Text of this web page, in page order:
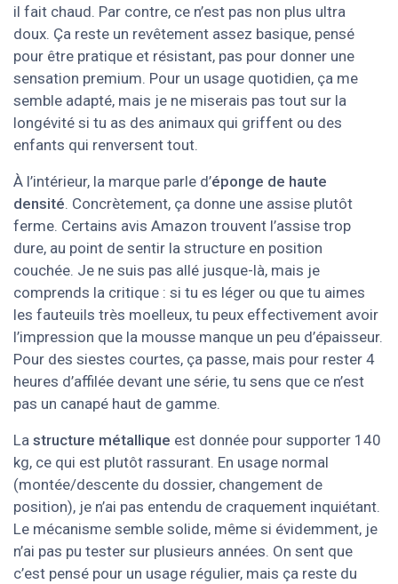
il fait chaud. Par contre, ce n’est pas non plus ultra
doux. Ça reste un revêtement assez basique, pensé
pour être pratique et résistant, pas pour donner une
sensation premium. Pour un usage quotidien, ça me
semble adapté, mais je ne miserais pas tout sur la
longévité si tu as des animaux qui griffent ou des
enfants qui renversent tout.
À l’intérieur, la marque parle d’éponge de haute
densité. Concrètement, ça donne une assise plutôt
ferme. Certains avis Amazon trouvent l’assise trop
dure, au point de sentir la structure en position
couchée. Je ne suis pas allé jusque-là, mais je
comprends la critique : si tu es léger ou que tu aimes
les fauteuils très moelleux, tu peux effectivement avoir
l’impression que la mousse manque un peu d’épaisseur.
Pour des siestes courtes, ça passe, mais pour rester 4
heures d’affilée devant une série, tu sens que ce n’est
pas un canapé haut de gamme.
La structure métallique est donnée pour supporter 140
kg, ce qui est plutôt rassurant. En usage normal
(montée/descente du dossier, changement de
position), je n’ai pas entendu de craquement inquiétant.
Le mécanisme semble solide, même si évidemment, je
n’ai pas pu tester sur plusieurs années. On sent que
c’est pensé pour un usage régulier, mais ça reste du